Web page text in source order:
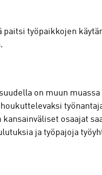
paitsi työpaikkojen
on muun muassa
osaajat
ja työpajoja